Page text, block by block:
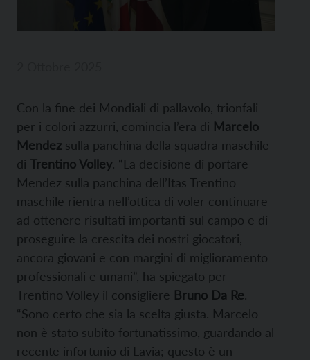
Con la fine dei Mondiali di pallavolo, trionfali
per i colori azzurri, comincia l’era di Marcelo
Mendez sulla panchina della squadra maschile
di Trentino Volley. “La decisione di portare
Mendez sulla panchina dell’Itas Trentino
maschile rientra nell’ottica di voler continuare
ad ottenere risultati importanti sul campo e di
proseguire la crescita dei nostri giocatori,
ancora giovani e con margini di miglioramento
professionali e umani”, ha spiegato per
Trentino Volley il consigliere Bruno Da Re.
“Sono certo che sia la scelta giusta. Marcelo
non è stato subito fortunatissimo, guardando al
recente infortunio di Lavia; questo è un